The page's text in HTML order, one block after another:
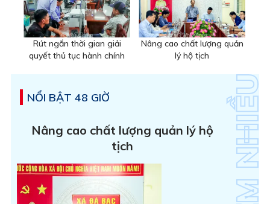
Rút ngắn thời gian giải
quyết thủ tục hành chính
Nâng cao chất lượng quản
lý hộ tịch
NỔI BẬT 48 GIỜ
Nâng cao chất lượng quản lý hộ
tịch